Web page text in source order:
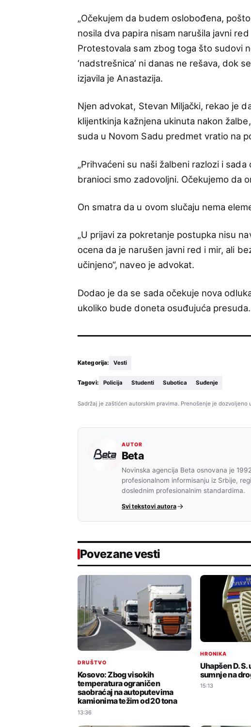
„Očekujem da budem oslobođena,
nosila dva papira nisam narušila javni
Protestovala sam zbog toga što sudovi
‘nadstrešnica’ ni danas ne rešava, dok
izjavila je Anastazija.
Njen advokat, Stevan Miljački, rekao je
klijentkinja kažnjena ukinuta nakon
suda u Novom Sadu predmet vratio na
„Prihvaćeni su naši žalbeni razlozi i
branioci smo zadovoljni. Očekujemo da
On smatra da u ovom slučaju nema
„U prijavi za pokretanje postupka nisu
ocena da je narušen javni red i mir, ali
učinjeno“, naveo je advokat.
Dodao je da se sada očekuje nova
ukoliko bude doneta osuđujuća presuda.
Kategorija: Vesti
Tagovi: Policija Studenti Subotica Suđenje
Sadržaj je zaštićen autorskim pravima. Prenošenje je dozvoljeno
AUTOR
Beta
Novinska agencija Beta osnovana je
profesionalnom informisanju iz Srbije,
doslednim profesionalnim standardima.
Svi tekstovi autora
Povezane vesti
DRUŠTVO
Kosovo: Zbog visokih
temperatura ograničen
saobraćaj na autoputevima
kamionima težim od 20 tona
13:36
HRONIKA
Uhapšen D.
sumnje na
15:13